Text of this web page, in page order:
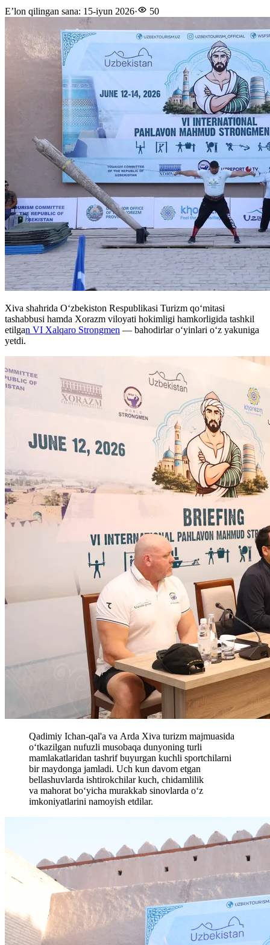
E’lon qilingan sana: 15-iyun 2026· 50
Xiva shahrida O‘zbekiston Respublikasi Turizm qo‘mitasi
tashabbusi hamda Xorazm viloyati hokimligi hamkorligida tashkil
etilgan VI Xalqaro Strongmen — bahodirlar o‘yinlari o‘z yakuniga
yetdi.
Qadimiy Ichan-qal'a va Arda Xiva turizm majmuasida
o‘tkazilgan nufuzli musobaqa dunyoning turli
mamlakatlaridan tashrif buyurgan kuchli sportchilarni
bir maydonga jamladi. Uch kun davom etgan
bellashuvlarda ishtirokchilar kuch, chidamlilik
va mahorat bo‘yicha murakkab sinovlarda o‘z
imkoniyatlarini namoyish etdilar.